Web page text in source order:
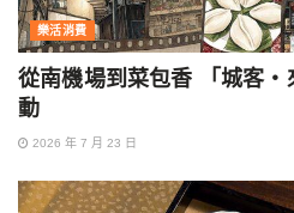
樂活消費
從南機場到菜包香 「城客
動
2026 年 7 月 23 日